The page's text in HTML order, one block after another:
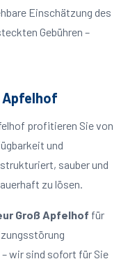
Einschätzung des
Gebühren –
Apfelhof
profitieren Sie von
und
sauber und
zu lösen.
Groß Apfelhof für
wir sind sofort für Sie